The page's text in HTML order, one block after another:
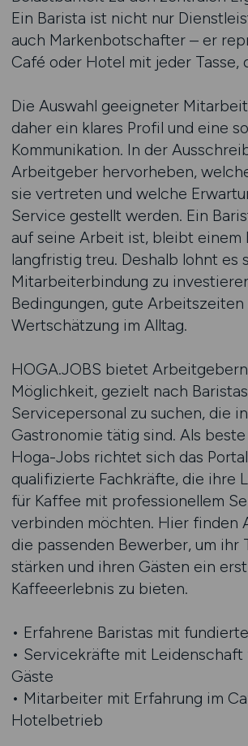
Ein Barista ist nicht nur
auch Markenbotschafter – er
Café oder Hotel mit jeder Tasse,
Die Auswahl geeigneter
daher ein klares Profil und eine
Kommunikation. In der
Arbeitgeber hervorheben,
sie vertreten und welche
Service gestellt werden. Ein
auf seine Arbeit ist, bleibt einem
langfristig treu. Deshalb lohnt es
Mitarbeiterbindung zu
Bedingungen, gute Arbeitszeiten
Wertschätzung im Alltag.
HOGA.JOBS bietet
Möglichkeit, gezielt nach
Servicepersonal zu suchen, die
Gastronomie tätig sind. Als
Hoga-Jobs richtet sich das
qualifizierte Fachkräfte, die ihre
für Kaffee mit professionellem
verbinden möchten. Hier finden
die passenden Bewerber, um ihr
stärken und ihren Gästen ein
Kaffeeerlebnis zu bieten.
• Erfahrene Baristas mit
• Servicekräfte mit Leidenschaft
Gäste
• Mitarbeiter mit Erfahrung im
Hotelbetrieb